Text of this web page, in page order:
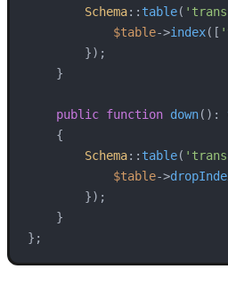
Schema:: table(
$table->index([
        });
    }
public function down( ):
{
Schema:: table(
$table->
        });
    }
};